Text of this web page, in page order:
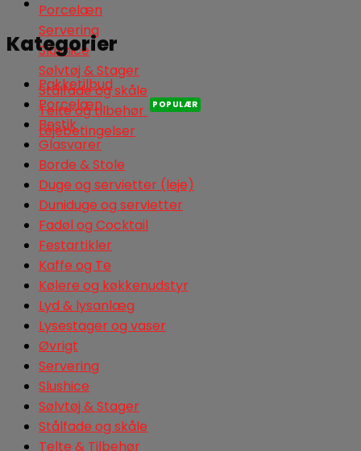
Porcelæn
Servering
Slushice
Sølvtøj & Stager
Stålfade og skåle
Telte og tilbehør
Lejebetingelser
Kategorier
Pakketilbud
Porcelæn
Bestik
Glasvarer
Borde & Stole
Duge og servietter (leje)
Duniduge og servietter
Fadøl og Cocktail
Festartikler
Kaffe og Te
Kølere og køkkenudstyr
Lyd & lysanlæg
Lysestager og vaser
Øvrigt
Servering
Slushice
Sølvtøj & Stager
Stålfade og skåle
Telte & Tilbehør